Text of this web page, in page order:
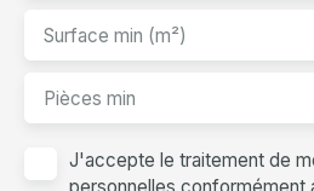
Surface min (m²)
Pièces min
J'accepte le traitement de